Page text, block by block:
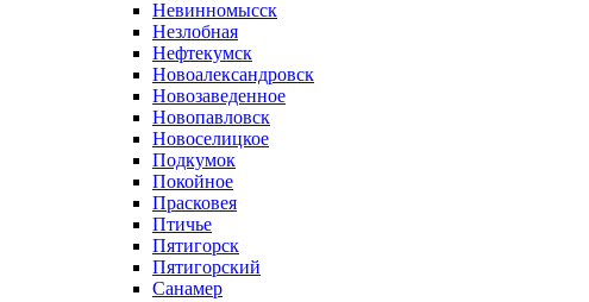
Невинномысск
Незлобная
Нефтекумск
Новоалександровск
Новозаведенное
Новопавловск
Новоселицкое
Подкумок
Покойное
Прасковея
Птичье
Пятигорск
Пятигорский
Санамер